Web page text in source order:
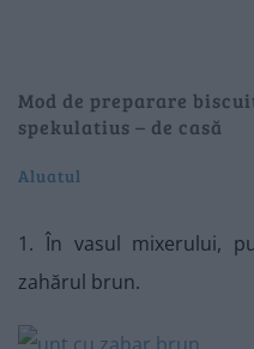
Mod de preparare
spekulatius – de casă
Aluatul
1. În vasul mixerului,
zahărul brun.